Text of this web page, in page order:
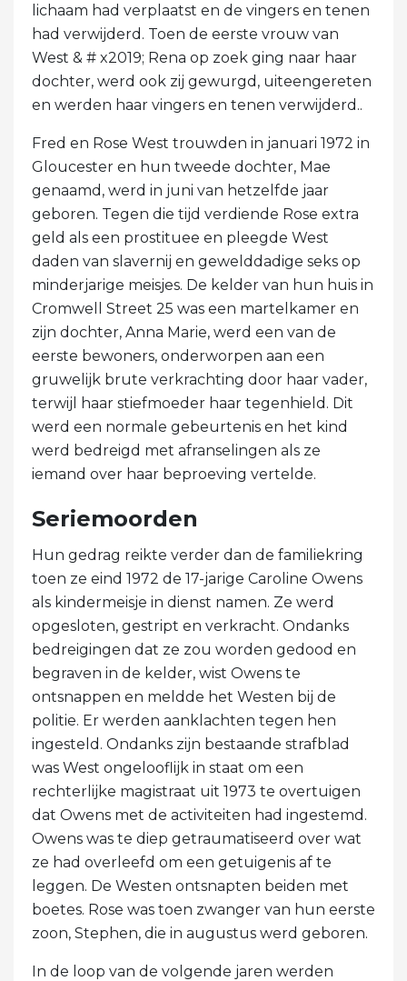
lichaam had verplaatst en de vingers en tenen
had verwijderd. Toen de eerste vrouw van
West & # x2019; Rena op zoek ging naar haar
dochter, werd ook zij gewurgd, uiteengereten
en werden haar vingers en tenen verwijderd..
Fred en Rose West trouwden in januari 1972 in
Gloucester en hun tweede dochter, Mae
genaamd, werd in juni van hetzelfde jaar
geboren. Tegen die tijd verdiende Rose extra
geld als een prostituee en pleegde West
daden van slavernij en gewelddadige seks op
minderjarige meisjes. De kelder van hun huis in
Cromwell Street 25 was een martelkamer en
zijn dochter, Anna Marie, werd een van de
eerste bewoners, onderworpen aan een
gruwelijk brute verkrachting door haar vader,
terwijl haar stiefmoeder haar tegenhield. Dit
werd een normale gebeurtenis en het kind
werd bedreigd met afranselingen als ze
iemand over haar beproeving vertelde.
Seriemoorden
Hun gedrag reikte verder dan de familiekring
toen ze eind 1972 de 17-jarige Caroline Owens
als kindermeisje in dienst namen. Ze werd
opgesloten, gestript en verkracht. Ondanks
bedreigingen dat ze zou worden gedood en
begraven in de kelder, wist Owens te
ontsnappen en meldde het Westen bij de
politie. Er werden aanklachten tegen hen
ingesteld. Ondanks zijn bestaande strafblad
was West ongelooflijk in staat om een ​​
rechterlijke magistraat uit 1973 te overtuigen
dat Owens met de activiteiten had ingestemd.
Owens was te diep getraumatiseerd over wat
ze had overleefd om een ​​getuigenis af te
leggen. De Westen ontsnapten beiden met
boetes. Rose was toen zwanger van hun eerste
zoon, Stephen, die in augustus werd geboren.
In de loop van de volgende jaren werden